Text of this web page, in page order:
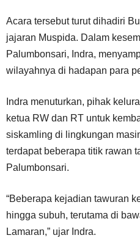
Acara tersebut turut dihadiri
jajaran Muspida. Dalam
Palumbonsari, Indra,
wilayahnya di hadapan para
Indra menuturkan, pihak
ketua RW dan RT untuk
siskamling di lingkungan
terdapat beberapa titik rawan
Palumbonsari.
“Beberapa kejadian tawuran
hingga subuh, terutama di
Lamaran,” ujar Indra.